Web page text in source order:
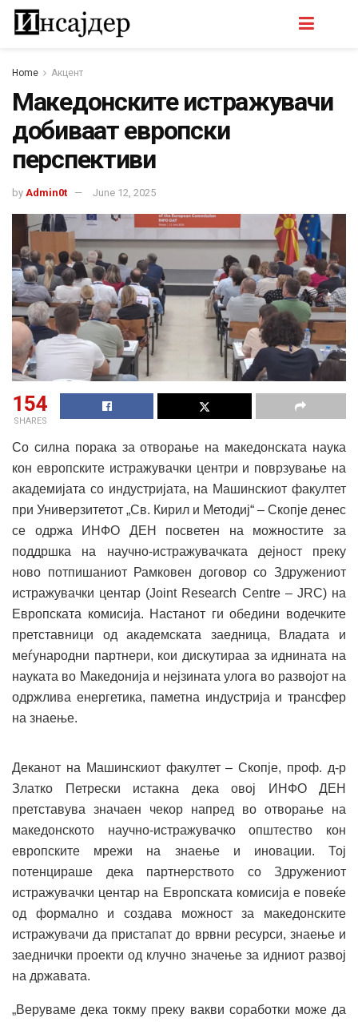
Home Акцент
Македонските истражувачи
добиваат европски
перспективи
by Admin0t June 12, 2025
154
SHARES
Со силна порака за отворање на македонската наука
кон европските истражувачки центри и поврзување на
академијата со индустријата, на Машинскиот факултет
при Универзитетот „Св. Кирил и Методиј“ – Скопје денес
се одржа ИНФО ДЕН посветен на можностите за
поддршка на научно-истражувачката дејност преку
ново потпишаниот Рамковен договор со Здружениот
истражувачки центар (Joint Research Centre – JRC) на
Европската комисија. Настанот ги обедини водечките
претставници од академската заедница, Владата и
меѓународни партнери, кои дискутираа за иднината на
науката во Македонија и нејзината улога во развојот на
одржлива енергетика, паметна индустрија и трансфер
на знаење.
Деканот на Машинскиот факултет – Скопје, проф. д-р
Златко Петрески истакна дека овој ИНФО ДЕН
претставува значаен чекор напред во отворање на
македонското научно-истражувачко општество кон
европските мрежи на знаење и иновации. Тој
потенцираше дека партнерството со Здружениот
истражувачки центар на Европската комисија е повеќе
од формално и создава можност за македонските
истражувачи да пристапат до врвни ресурси, знаење и
заеднички проекти од клучно значење за идниот развој
на државата.
„Веруваме дека токму преку вакви соработки може да